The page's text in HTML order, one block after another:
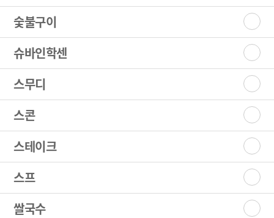
숯불구이
슈바인학센
스무디
스콘
스테이크
스프
쌀국수